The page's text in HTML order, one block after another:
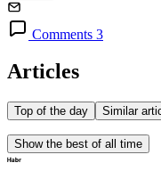
Comments 3
Articles
Top of the day Similar
Show the best of all time